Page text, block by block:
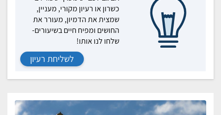
כשרון או רעיון מקורי, מעניין,
שמצית את הדמיון, מעורר את
החושים ומפיח חיים בשיעורים-
שלחו לנו אותו!
לשליחת רעיון